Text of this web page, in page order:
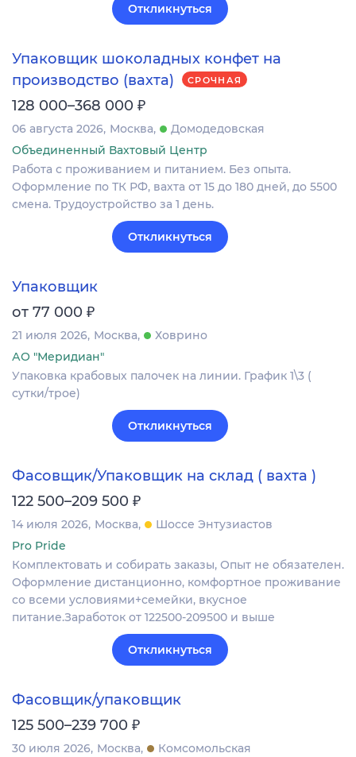
Откликнуться
Упаковщик шоколадных конфет на
производство (вахта)
СРОЧНАЯ
128 000–368 000 ₽
06 августа 2026 Москва
Домодедовская
Объединенный Вахтовый Центр
Работа с проживанием и питанием. Без опыта.
Оформление по ТК РФ, вахта от 15 до 180 дней, до 5500
смена. Трудоустройство за 1 день.
Откликнуться
Упаковщик
от 77 000 ₽
21 июля 2026 Москва
Ховрино
АО "Меридиан"
Упаковка крабовых палочек на линии. График 1\3 (
сутки/трое)
Откликнуться
Фасовщик/Упаковщик на склад ( вахта )
122 500–209 500 ₽
14 июля 2026 Москва
Шоссе Энтузиастов
Pro Pride
Комплектовать и собирать заказы, Опыт не обязателен.
Оформление дистанционно, комфортное проживание
со всеми условиями+семейки, вкусное
питание.Заработок от 122500-209500 и выше
Откликнуться
Фасовщик/упаковщик
125 500–239 700 ₽
30 июля 2026 Москва
Комсомольская